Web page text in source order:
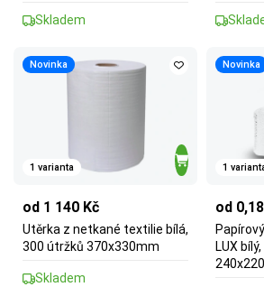
Skladem
Novinka
1 varianta
od 1 140 Kč
Utěrka z netkané textilie bílá,
300 útržků 370x330mm
Skladem
Novinka
1
od
LUX